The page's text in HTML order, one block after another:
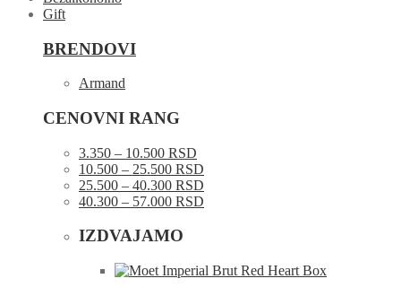
Gift
BRENDOVI
Armand
CENOVNI RANG
3.350 – 10.500 RSD
10.500 – 25.500 RSD
25.500 – 40.300 RSD
40.300 – 57.000 RSD
IZDVAJAMO